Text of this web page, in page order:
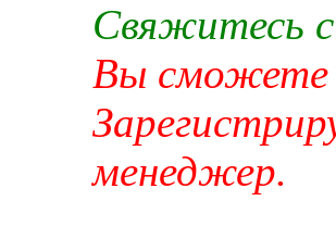
Свяжитесь
Вы сможете
менеджер.